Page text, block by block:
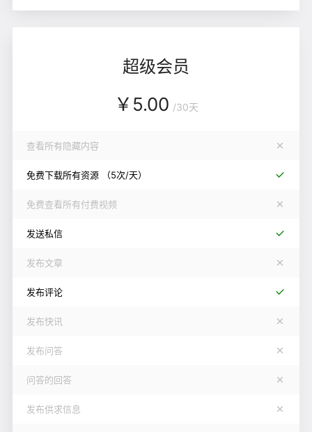
超级会员
￥ 5.00 /30天
查看所有隐藏内容
免费下载所有资源 （5次/天）
免费查看所有付费视频
发送私信
发布文章
发布评论
发布快讯
发布问答
问答的回答
发布供求信息